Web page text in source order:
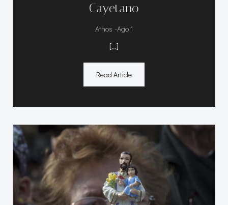
Cayetano
Athos -Ago 1
[…]
Read Article